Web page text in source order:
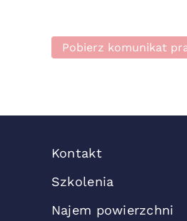
Pobierz komunikat
Kontakt
Szkolenia
Najem powierzchni